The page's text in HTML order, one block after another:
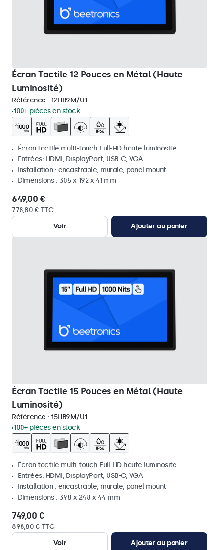
Écran Tactile 12 Pouces en Métal (Haute
Luminosité)
Référence : 12HB9M/U1
100+ pièces en stock
Écran tactile multi-touch Full-HD haute luminosité
Entrées: HDMI, DisplayPort, USB-C, VGA
Installation : encastrable, murale, panel mount
Dimensions : 305 x 192 x 41 mm
649,00 €
778,80 € TTC
Voir
Ajouter au panier
Écran Tactile 15 Pouces en Métal (Haute
Luminosité)
Référence : 15HB9M/U1
100+ pièces en stock
Écran tactile multi-touch Full-HD haute luminosité
Entrées: HDMI, DisplayPort, USB-C, VGA
Installation : encastrable, murale, panel mount
Dimensions : 398 x 248 x 44 mm
749,00 €
898,80 € TTC
Voir
Ajouter au panier